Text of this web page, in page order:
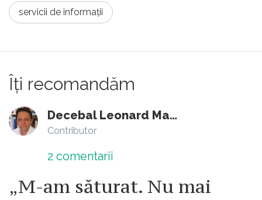
servicii de informații
Îți recomandăm
Decebal Leonard Marin
Contributor
2 comentarii
„M-am săturat. Nu mai